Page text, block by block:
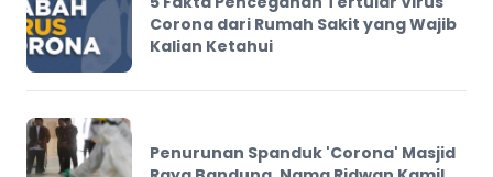
Corona dari Rumah Sakit yang Wajib
Kalian Ketahui
Penurunan Spanduk 'Corona' Masjid